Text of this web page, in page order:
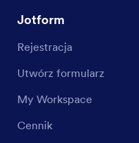
Jotform
Rejestracja
Utwórz formularz
My Workspace
Cennik